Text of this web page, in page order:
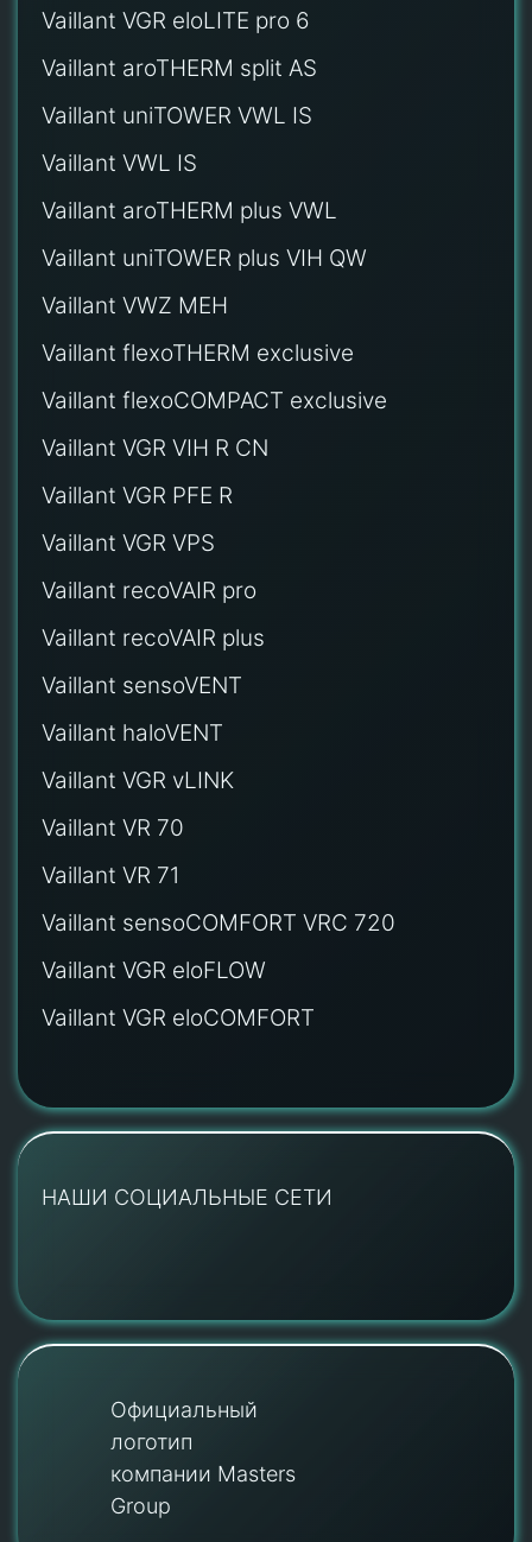
Vaillant VGR eloLITE pro 6
Vaillant aroTHERM split AS
Vaillant uniTOWER VWL IS
Vaillant VWL IS
Vaillant aroTHERM plus VWL
Vaillant uniTOWER plus VIH QW
Vaillant VWZ MEH
Vaillant flexoTHERM exclusive
Vaillant flexoCOMPACT exclusive
Vaillant VGR VIH R CN
Vaillant VGR PFE R
Vaillant VGR VPS
Vaillant recoVAIR pro
Vaillant recoVAIR plus
Vaillant sensoVENT
Vaillant haloVENT
Vaillant VGR vLINK
Vaillant VR 70
Vaillant VR 71
Vaillant sensoCOMFORT VRC 720
Vaillant VGR eloFLOW
Vaillant VGR eloCOMFORT
НАШИ СОЦИАЛЬНЫЕ СЕТИ
Официальный
логотип
компании Masters
Group